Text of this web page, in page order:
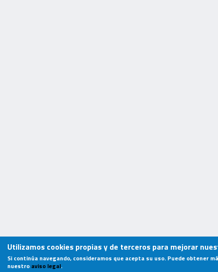
Utilizamos cookies propias y de terceros para mejorar
Si continúa navegando, consideramos que acepta su uso. Puede obtener
nuestro aviso legal.